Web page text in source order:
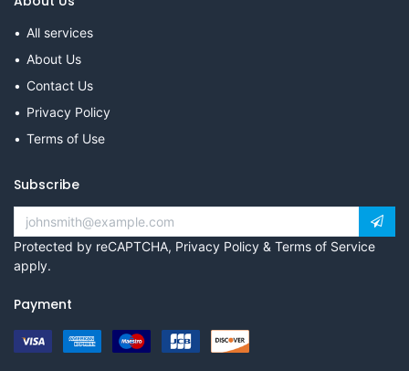
All services
About Us
Contact Us
Privacy Policy
Terms of Use
Subscribe
Protected by reCAPTCHA, Privacy Policy & Terms of Service
apply.
Payment